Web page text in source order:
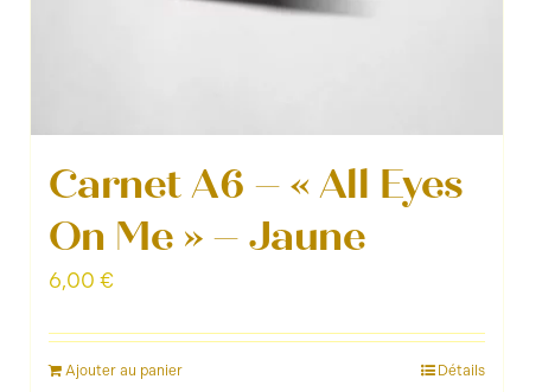
Carnet A6 – « All Eyes
On Me » – Jaune
6,00 €
Ajouter au panier Détails